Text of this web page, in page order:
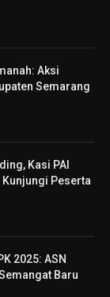
Aksi
Semarang
Kasi PAI
Peserta
2025: ASN
Baru